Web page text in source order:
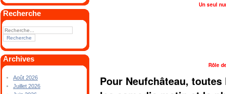
Recherche
Archives
Août 2026
Juillet 2026
Un seul
Rôle
Pour Neufchâteau,